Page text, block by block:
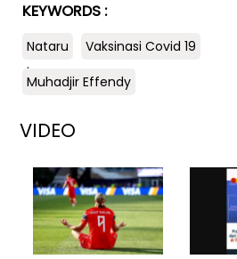
KEYWORDS :
Nataru
Vaksinasi Covid 19
.
Muhadjir Effendy
VIDEO